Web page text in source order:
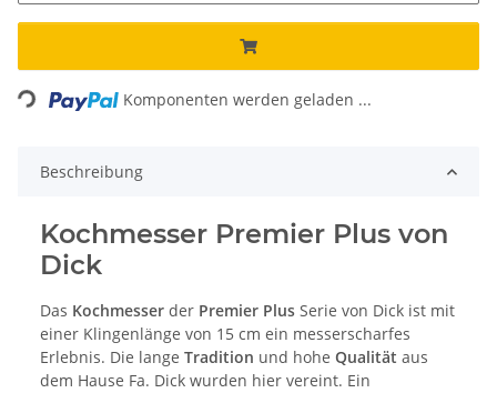
Loading... Komponenten werden geladen ...
Beschreibung
Kochmesser Premier Plus von
Dick
Das Kochmesser der Premier Plus Serie von Dick ist mit
einer Klingenlänge von 15 cm ein messerscharfes
Erlebnis. Die lange Tradition und hohe Qualität aus
dem Hause Fa. Dick wurden hier vereint. Ein